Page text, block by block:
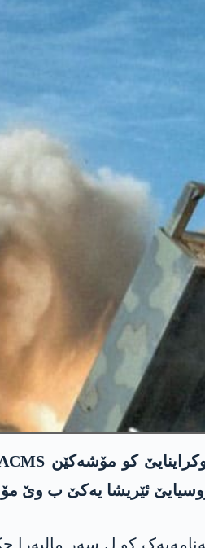
ئێریشا یەکێ ب وێ
کو ل سەر مالپەرا